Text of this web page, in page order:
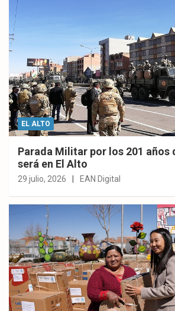
EL ALTO
Parada Militar por los 201 años
será en El Alto
29 julio, 2026 EAN Digital